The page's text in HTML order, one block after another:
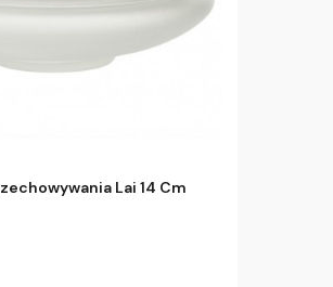
Lai 14 Cm